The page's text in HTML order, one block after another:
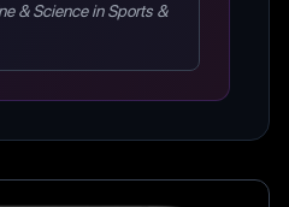
& Science in Sports &